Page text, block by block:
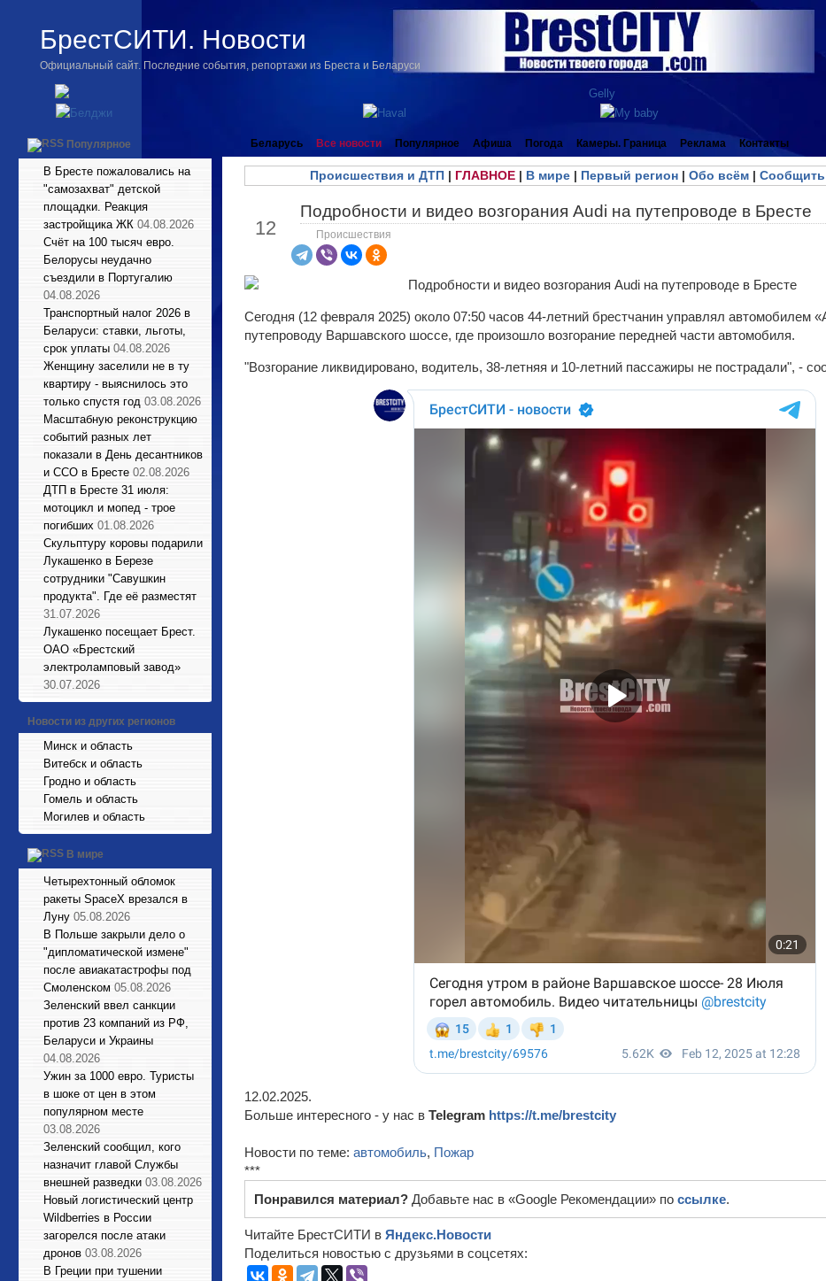
БрестСИТИ. Новости
Официальный сайт. Последние события, репортажи из Бреста и Беларуси
Популярное
В Бресте пожаловались на
"самозахват" детской
площадки. Реакция
застройщика ЖК 04.08.2026
Счёт на 100 тысяч евро.
Белорусы неудачно
съездили в Португалию
04.08.2026
Транспортный налог 2026 в
Беларуси: ставки, льготы,
срок уплаты 04.08.2026
Женщину заселили не в ту
квартиру - выяснилось это
только спустя год 03.08.2026
Масштабную реконструкцию
событий разных лет
показали в День десантников
и ССО в Бресте 02.08.2026
ДТП в Бресте 31 июля:
мотоцикл и мопед - трое
погибших 01.08.2026
Cкульптуру коровы подарили
Лукашенко в Березе
сотрудники "Савушкин
продукта". Где её разместят
31.07.2026
Лукашенко посещает Брест.
ОАО «Брестский
электроламповый завод»
30.07.2026
Новости из других регионов
Минск и область
Витебск и область
Гродно и область
Гомель и область
Могилев и область
В мире
Четырехтонный обломок
ракеты SpaceX врезался в
Луну 05.08.2026
В Польше закрыли дело о
"дипломатической измене"
после авиакатастрофы под
Смоленском 05.08.2026
Зеленский ввел санкции
против 23 компаний из РФ,
Беларуси и Украины
04.08.2026
Ужин за 1000 евро. Туристы
в шоке от цен в этом
популярном месте
03.08.2026
Зеленский сообщил, кого
назначит главой Службы
внешней разведки 03.08.2026
Новый логистический центр
Wildberries в России
загорелся после атаки
дронов 03.08.2026
В Греции при тушении
Беларусь Все новости Популярное Афиша Погода Камеры. Граница Реклама Контакты
Происшествия и ДТП| ГЛАВНОЕ| В мире| Первый регион| Обо всём| Сообщить
12
Подробности и видео возгорания Audi на путепроводе в Бресте
Происшествия
Сегодня (12 февраля 2025) около 07:50 часов 44-летний брестчанин управлял автомобилем
путепроводу Варшавского шоссе, где произошло возгорание передней части автомобиля.
"Возгорание ликвидировано, водитель, 38-летняя и 10-летний пассажиры не пострадали", -
12.02.2025.
Больше интересного - у нас в Telegram https://t.me/brestcity
Новости по теме: автомобиль, Пожар
***
Понравился материал? Добавьте нас в «Google Рекомендации» по ссылке.
Читайте БрестСИТИ в Яндекс.Новости
Поделиться новостью с друзьями в соцсетях: